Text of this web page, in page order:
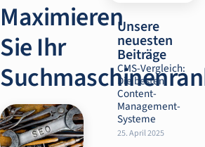
Maximieren
Sie Ihr
Unsere
neuesten
Beiträge
CMS-Vergleich:
Die besten
Content-
Management-
Systeme
25. April 2025